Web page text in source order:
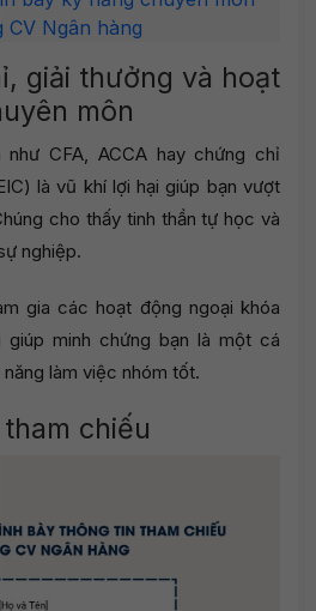
CV Ngân hàng
giải thưởng và hoạt
môn
CFA, ACCA hay chứng chỉ
là vũ khí lợi hại giúp bạn vượt
cho thấy tinh thần tự học và
nghiệp.
gia các hoạt động ngoại khóa
minh chứng bạn là một cá
làm việc nhóm tốt.
chiếu